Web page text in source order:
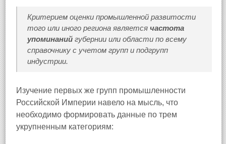
Критерием оценки промышленной развитости
того или иного региона является частота
упоминаний губернии или области по всему
справочнику с учетом групп и подгрупп
индустрии.
Изучение первых же групп промышленности
Российской Империи навело на мысль, что
необходимо формировать данные по трем
укрупненным категориям: